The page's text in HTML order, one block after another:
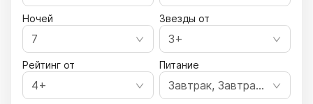
Ночей
7
Звезды от
3+
Рейтинг от
4+
Питание
Завтрак, Завтрак, ужин, Полный пансион, Все включено, Ультра все включено